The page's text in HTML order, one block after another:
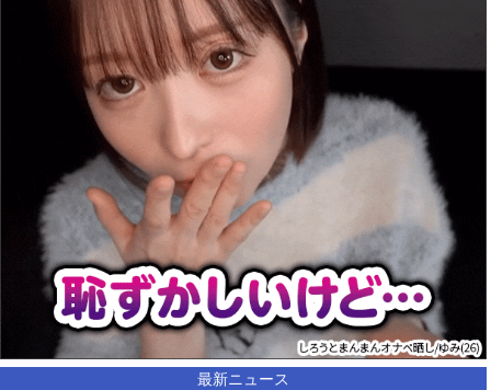
最新ニュース